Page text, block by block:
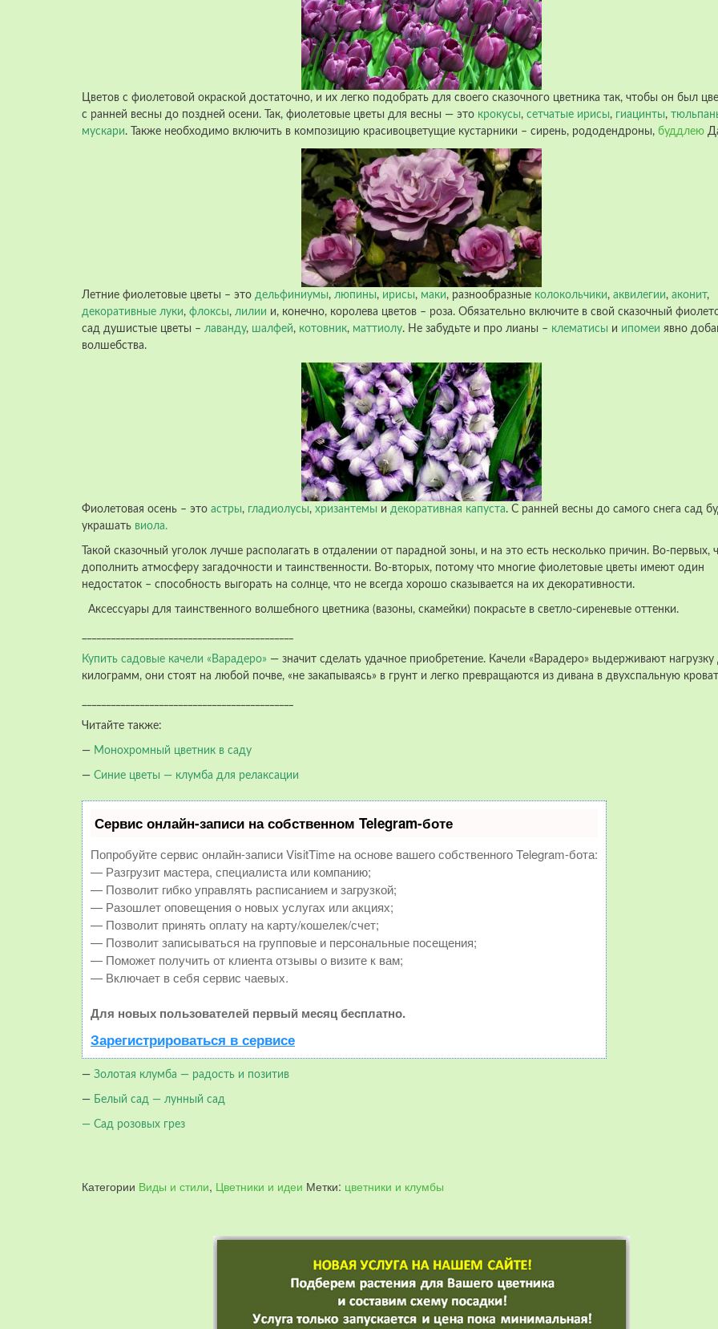
Цветов с фиолетовой окраской достаточно, и их легко подобрать для своего сказочного цветника так, чтобы он был
с ранней весны до поздней осени. Так, фиолетовые цветы для весны — это крокусы, сетчатые ирисы, гиацинты,
мускари. Также необходимо включить в композицию красивоцветущие кустарники – сирень, рододендроны, буддлею
Летние фиолетовые цветы – это дельфиниумы, люпины, ирисы, маки, разнообразные колокольчики, аквилегии, аконит,
декоративные луки, флоксы, лилии и, конечно, королева цветов – роза. Обязательно включите в свой сказочный
сад душистые цветы – лаванду, шалфей, котовник, маттиолу. Не забудьте и про лианы – клематисы и ипомеи явно
волшебства.
Фиолетовая осень – это астры, гладиолусы, хризантемы и декоративная капуста. С ранней весны до самого снега сад
украшать виола.
Такой сказочный уголок лучше располагать в отдалении от парадной зоны, и на это есть несколько причин. Во-первых,
дополнить атмосферу загадочности и таинственности. Во-вторых, потому что многие фиолетовые цветы имеют один
недостаток – способность выгорать на солнце, что не всегда хорошо сказывается на их декоративности.
Аксессуары для таинственного волшебного цветника (вазоны, скамейки) покрасьте в светло-сиреневые оттенки.
Купить садовые качели «Варадеро» — значит сделать удачное приобретение. Качели «Варадеро» выдерживают
килограмм, они стоят на любой почве, «не закапываясь» в грунт и легко превращаются из дивана в двухспальную
Читайте также:
— Монохромный цветник в саду
— Синие цветы — клумба для релаксации
Сервис онлайн-записи на собственном Telegram-боте
Попробуйте сервис онлайн-записи VisitTime на основе вашего собственного Telegram-бота:
— Разгрузит мастера, специалиста или компанию;
— Позволит гибко управлять расписанием и загрузкой;
— Разошлет оповещения о новых услугах или акциях;
— Позволит принять оплату на карту/кошелек/счет;
— Позволит записываться на групповые и персональные посещения;
— Поможет получить от клиента отзывы о визите к вам;
— Включает в себя сервис чаевых.
Для новых пользователей первый месяц бесплатно.
Зарегистрироваться в сервисе
— Золотая клумба — радость и позитив
— Белый сад — лунный сад
— Сад розовых грез
Категории Виды и стили, Цветники и идеи Метки: цветники и клумбы